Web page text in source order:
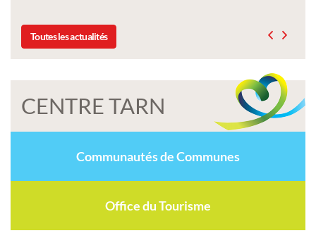
Toutes les actualités
CENTRE TARN
Communautés de Communes
Office du Tourisme